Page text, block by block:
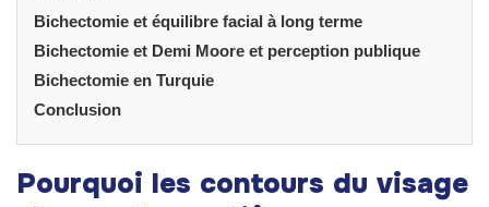
Bichectomie et équilibre facial à long terme
Bichectomie et Demi Moore et perception publique
Bichectomie en Turquie
Conclusion
Pourquoi les contours du visage